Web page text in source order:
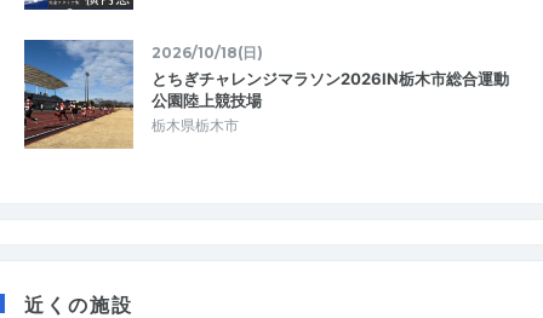
2026/10/18(日)
とちぎチャレンジマラソン2026IN栃木市総合運動
公園陸上競技場
栃木県栃木市
近くの施設